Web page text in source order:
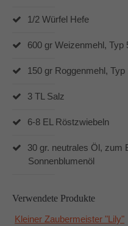
1/2 Würfel Hefe
600 gr Weizenmehl, Typ
150 gr Roggenmehl, Typ
3 TL Salz
6-8 EL Röstzwiebeln
30 gr. neutrales Öl, zum
Sonnenblumenöl
Verwendete Produkte
Kleiner Zaubermeister "Lily"